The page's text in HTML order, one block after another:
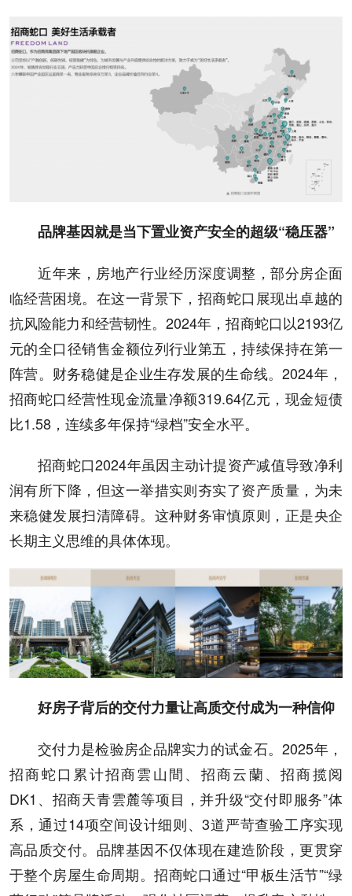
品牌基因就是当下置业资产安全的超级“稳压器”
近年来，房地产行业经历深度调整，部分房企面
临经营困境。在这一背景下，招商蛇口展现出卓越的
抗风险能力和经营韧性。2024年，招商蛇口以2193亿
元的全口径销售金额位列行业第五，持续保持在第一
阵营。财务稳健是企业生存发展的生命线。2024年，
招商蛇口经营性现金流量净额319.64亿元，现金短债
比1.58，连续多年保持“绿档”安全水平。
招商蛇口2024年虽因主动计提资产减值导致净利
润有所下降，但这一举措实则夯实了资产质量，为未
来稳健发展扫清障碍。这种财务审慎原则，正是央企
长期主义思维的具体体现。
好房子背后的交付力量让高质交付成为一种信仰
交付力是检验房企品牌实力的试金石。2025年，
招商蛇口累计招商雲山間、招商云蘭、招商揽阅
DK1、招商天青雲麓等项目，并升级“交付即服务”体
系，通过14项空间设计细则、3道严苛查验工序实现
高品质交付。品牌基因不仅体现在建造阶段，更贯穿
于整个房屋生命周期。招商蛇口通过“甲板生活节”“绿